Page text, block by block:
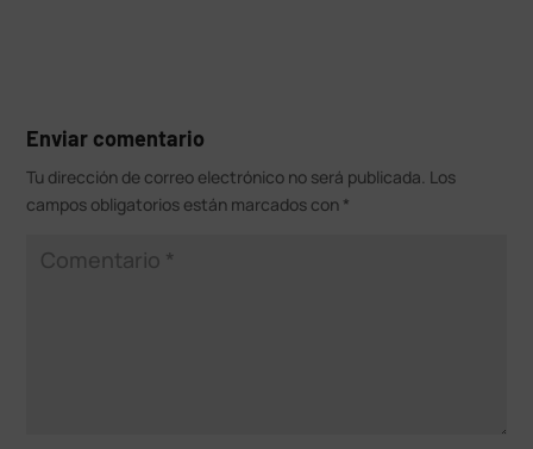
Enviar comentario
Tu dirección de correo electrónico no será publicada. Los
campos obligatorios están marcados con *